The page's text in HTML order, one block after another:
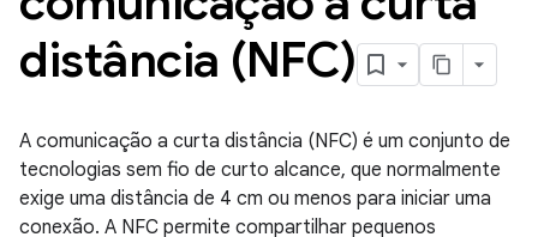
distância (NFC)
A comunicação a curta distância (NFC) é um conjunto de
tecnologias sem fio de curto alcance, que normalmente
exige uma distância de 4 cm ou menos para iniciar uma
conexão. A NFC permite compartilhar pequenos